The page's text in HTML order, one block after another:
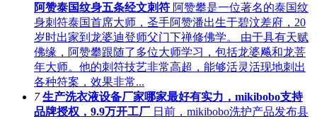
阿赞泰国纹身五条经文刺符 阿赞攀是一位著名的泰国纹
身刺符泰国首席大师，圣手阿赞潘出生于碧汶差府，20
岁时出家到龙婆迪登师父门下禅修佛学。‌ 由于具有天赋
佛缘，阿赞攀跟随了多位大师学习，包括龙婆飚和龙菩
年大师。他的刺符技艺非常高超，能够活灵活现地刺出
各种符案，效果非常...
7 生产洗衣液设备厂家哪家最好有实力，mikibobo支持
品牌授权，9.9万开工厂 日前，mikibobo洗护产品发布县